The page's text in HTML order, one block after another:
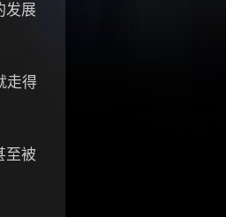
发展
走得
至被